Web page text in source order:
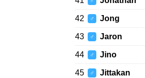
42 ♂ Jong
43 ♂ Jaron
44 ♂ Jino
45 ♂ Jittakan